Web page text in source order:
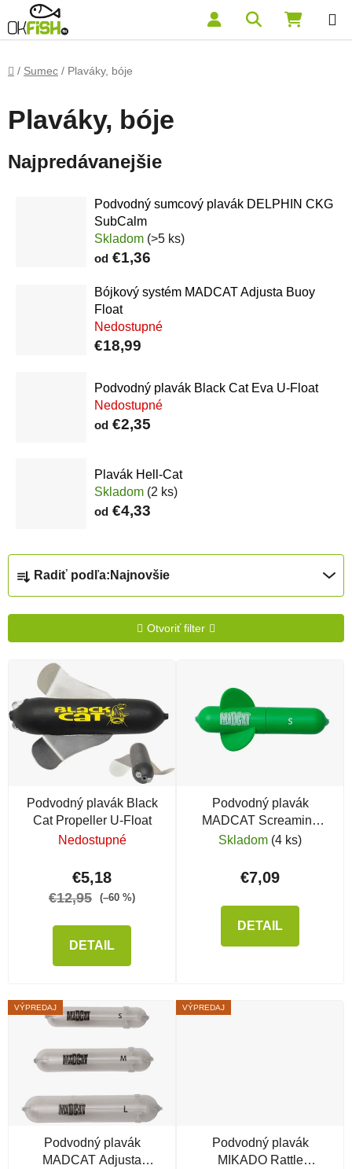
Prejsť na obsah Hľadať
Domov
/ Sumec / Plaváky, bóje
Plaváky, bóje
Najpredávanejšie
Podvodný sumcový plavák DELPHIN CKG
SubCalm
Skladom (>5 ks)
od €1,36
Bójkový systém MADCAT Adjusta Buoy
Float
Nedostupné
€18,99
Podvodný plavák Black Cat Eva U-Float
Nedostupné
od €2,35
Plavák Hell-Cat
Skladom (2 ks)
od €4,33
Radenie produktov
Radiť podľa: Najnovšie
Otvoriť filter
Výpis produktov
Podvodný plavák Black
Cat Propeller U-Float
Nedostupné
€5,18
€12,95 (–60 %)
DETAIL
Podvodný plavák
MADCAT Screaming
Subloats
Skladom (4 ks)
€7,09
DETAIL
VÝPREDAJ
Podvodný plavák
MADCAT Adjusta
VÝPREDAJ
Podvodný plavák
MIKADO Rattle